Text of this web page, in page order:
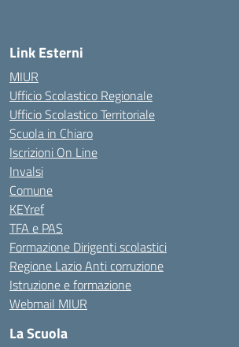
Link Esterni
MIUR
Ufficio Scolastico Regionale
Ufficio Scolastico Territoriale
Scuola in Chiaro
Iscrizioni On Line
Invalsi
Comune
KEYref
TFA e PAS
Formazione Dirigenti scolastici
Regione Lazio Anti corruzione
Istruzione e formazione
Webmail MIUR
La Scuola